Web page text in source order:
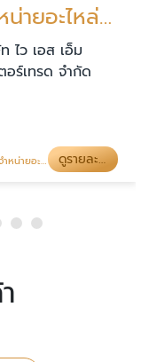
จำหน่ายอะไหล่รถบรรทุก รถสิบล้อ
ไว เอส เอ็ม
อร์เทรด จำกัด
ยอะไหล่รถบรรทุก รถสิบล้อ ดูรายละเอียด